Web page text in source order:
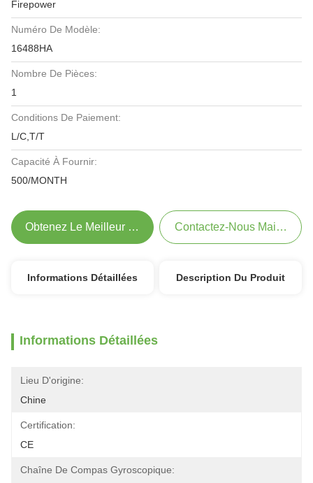
Firepower
Numéro De Modèle:
16488HA
Nombre De Pièces:
1
Conditions De Paiement:
L/C,T/T
Capacité À Fournir:
500/MONTH
Obtenez Le Meilleur Prix Contactez-Nous Maintenant
Informations Détaillées Description Du Produit
Informations Détaillées
Lieu D'origine:
Chine
Certification:
CE
Chaîne De Compas Gyroscopique: